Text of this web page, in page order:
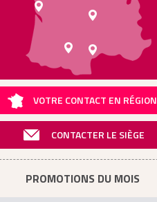
VOTRE CONTACT EN RÉGION
CONTACTER LE SIÈGE
PROMOTIONS DU MOIS